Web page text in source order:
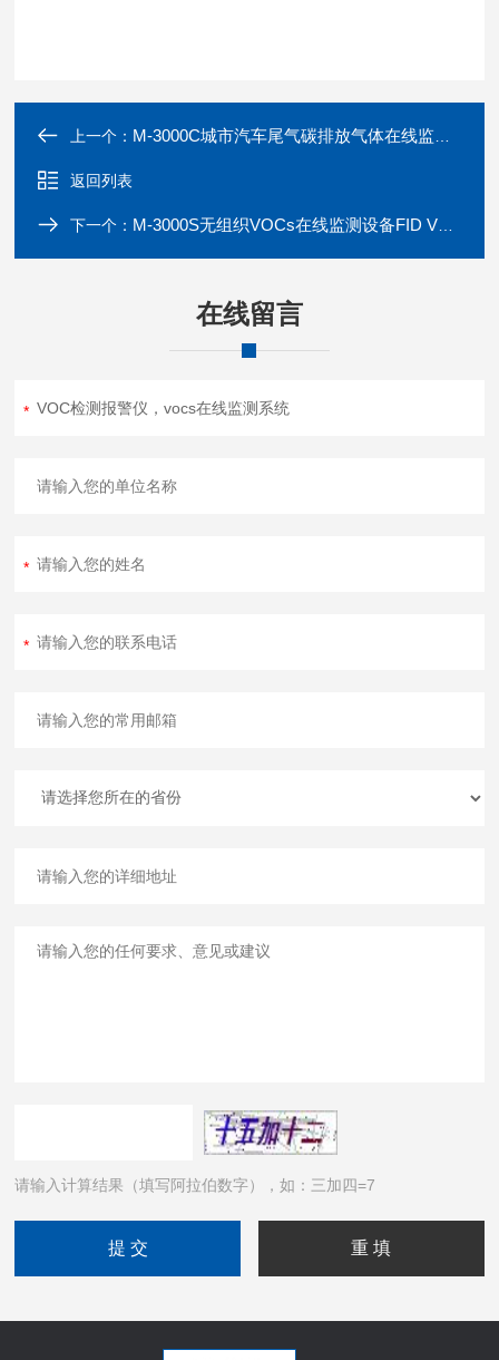
上一个： M-3000C城市汽车尾气碳排放气体在线监测设备 二氧化碳检测仪
返回列表
下一个： M-3000S无组织VOCs在线监测设备FID VOC检测仪|TVOC检测仪
在线留言
请输入计算结果（填写阿拉伯数字），如：三加四=7